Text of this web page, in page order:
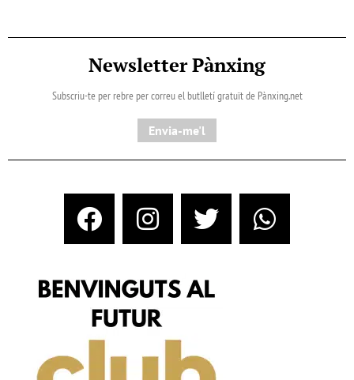
Newsletter Pànxing
Subscriu-te per rebre per correu el butlletí gratuït de Pànxing.net​
Envia-me'l